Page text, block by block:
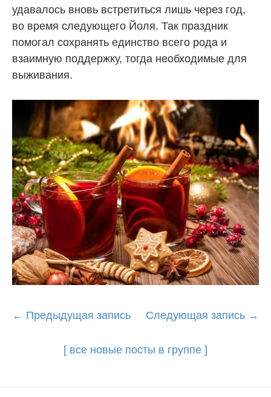
удавалось вновь встретиться лишь через год,
во время следующего Йоля. Так праздник
помогал сохранять единство всего рода и
взаимную поддержку, тогда необходимые для
выживания.
Post
← Предыдущая запись Следующая запись →
[ все новые посты в группе ]